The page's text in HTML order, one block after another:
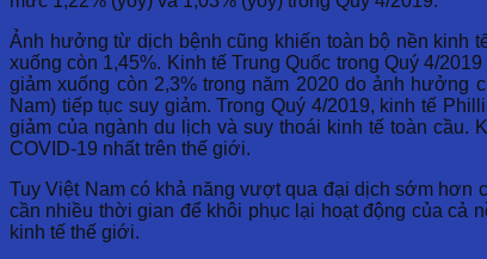
Ảnh hưởng từ dịch bệnh cũng khiến toàn bộ nền kinh
xuống còn 1,45%. Kinh tế Trung Quốc trong Quý 4/
giảm xuống còn 2,3% trong năm 2020 do ảnh hưởng
Nam) tiếp tục suy giảm. Trong Quý 4/2019, kinh tế
giảm của ngành du lịch và suy thoái kinh tế toàn cầu.
COVID-19 nhất trên thế giới.
Tuy Việt Nam có khả năng vượt qua đại dịch sớm hơn
cần nhiều thời gian để khôi phục lại hoạt động của cả
kinh tế thế giới.